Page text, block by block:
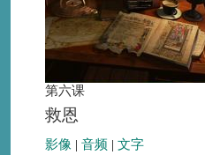
第六课
救恩
影像 | 音频 | 文字